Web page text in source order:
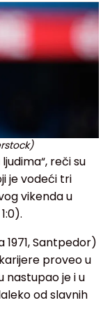
reči su
je vodeći tri
vikenda u
1971, Santpedor)
proveo u
nastupao je i u
od slavnih